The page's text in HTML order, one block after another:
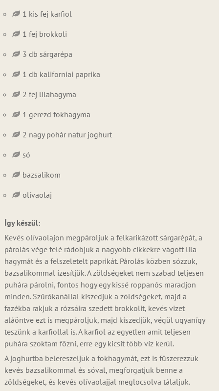
1 kis fej karfiol
1 fej brokkoli
3 db sárgarépa
1 db kaliforniai paprika
2 fej lilahagyma
1 gerezd fokhagyma
2 nagy pohár natur joghurt
só
bazsalikom
olívaolaj
Így készül:
Kevés olívaolajon megpároljuk a felkarikázott sárgarépát, a
párolás vége felé rádobjuk a nagyobb cikkekre vágott lila
hagymát és a felszeletelt paprikát. Párolás közben sózzuk,
bazsalikommal ízesítjük. A zöldségeket nem szabad teljesen
puhára párolni, fontos hogy egy kissé roppanós maradjon
minden. Szűrőkanállal kiszedjük a zöldségeket, majd a
fazékba rakjuk a rózsáira szedett brokkolit, kevés vizet
aláöntve ezt is megpároljuk, majd kiszedjük, végül ugyanígy
teszünk a karfiollal is. A karfiol az egyetlen amit teljesen
puhára szoktam főzni, erre egy kicsit több víz kerül.
A joghurtba belereszeljük a fokhagymát, ezt is fűszerezzük
kevés bazsalikommal és sóval, megforgatjuk benne a
zöldségeket, és kevés olívaolajjal meglocsolva tálaljuk.